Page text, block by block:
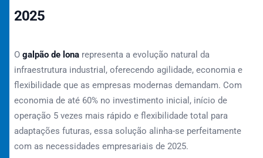
2025
O galpão de lona representa a evolução natural da
infraestrutura industrial, oferecendo agilidade, economia e
flexibilidade que as empresas modernas demandam. Com
economia de até 60% no investimento inicial, início de
operação 5 vezes mais rápido e flexibilidade total para
adaptações futuras, essa solução alinha-se perfeitamente
com as necessidades empresariais de 2025.